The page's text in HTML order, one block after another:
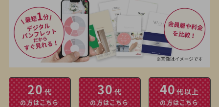
20代
の方はこちら
30代
の方はこちら
40代以上
の方はこちら